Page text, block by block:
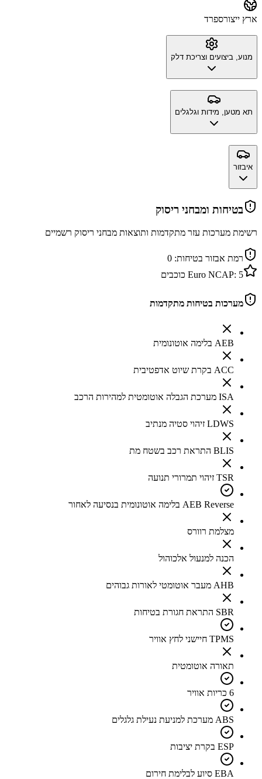
ארץ ייצורספרד
מנוע, ביצועים וצריכת דלק
תא מטען, מידות וגלגלים
איבזור
בטיחות ומבחני ריסוק
רשימת מערכות עזר מתקדמות ותוצאות מבחני ריסוק רשמיים
רמת אבזור בטיחות: 0
Euro NCAP: 5 כוכבים
מערכות בטיחות מתקדמות
AEB בלימה אוטונומית
ACC בקרת שיוט אדפטיבית
ISA מערכת הגבלה אוטומטית למהירות הרכב
LDWS זיהוי סטיה מנתיב
BLIS התראת רכב בשטח מת
TSR זיהוי תמרורי תנועה
AEB Reverse בלימה אוטונומית בנסיעה לאחור
מצלמת רוורס
הכנה למנעול אלכוהול
AHB מעבר אוטומטי לאורות גבוהים
SBR התראת חגורת בטיחות
TPMS חיישני לחץ אוויר
תאורה אוטומטית
6 כריות אוויר
ABS מערכת למניעת נעילת גלגלים
ESP בקרת יציבות
EBA סיוע לבלימת חירום